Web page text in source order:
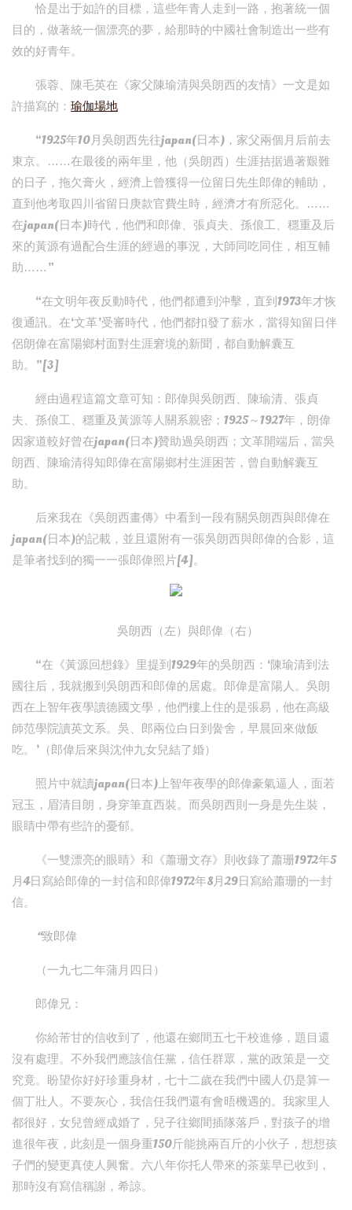
恰是出于如許的目標，這些年青人走到一路，抱著統一個
目的，做著統一個漂亮的夢，給那時的中國社會制造出一些有
效的好青年。
張蓉、陳毛英在《家父陳瑜清與吳朗西的友情》一文是如
許描寫的： 瑜伽場地
“1925年10月吳朗西先往japan(日本)，家父兩個月后前去
東京。……在最後的兩年里，他（吳朗西）生涯拮据過著艱難
的日子，拖欠膏火，經濟上曾獲得一位留日先生郎偉的輔助，
直到他考取四川省留日庚款官費生時，經濟才有所惡化。……
在japan(日本)時代，他們和郎偉、張貞夫、孫俍工、穩重及后
來的黃源有過配合生涯的經過的事況，大師同吃同住，相互輔
助……”
“在文明年夜反動時代，他們都遭到沖擊，直到1973年才恢
復通訊。在‘文革’受審時代，他們都扣發了薪水，當得知留日伴
侶朗偉在富陽鄉村面對生涯窘境的新聞，都自動解囊互
助。”[3]
經由過程這篇文章可知：郎偉與吳朗西、陳瑜清、張貞
夫、孫俍工、穩重及黃源等人關系親密；1925～1927年，朗偉
因家道較好曾在japan(日本)贊助過吳朗西；文革開端后，當吳
朗西、陳瑜清得知郎偉在富陽鄉村生涯困苦，曾自動解囊互
助。
后來我在《吳朗西畫傳》中看到一段有關吳朗西與郎偉在
japan(日本)的記載，並且還附有一張吳朗西與郎偉的合影，這
是筆者找到的獨一一張郎偉照片[4]。
吳朗西（左）與郎偉（右）
“在《黃源回想錄》里提到1929年的吳朗西：‘陳瑜清到法
國往后，我就搬到吳朗西和郎偉的居處。郎偉是富陽人。吳朗
西在上智年夜學讀德國文學，他們樓上住的是張易，他在高級
師范學院讀英文系。吳、郎兩位白日到黌舍，早晨回來做飯
吃。’（郎偉后來與沈仲九女兒結了婚）
照片中就讀japan(日本)上智年夜學的郎偉豪氣逼人，面若
冠玉，眉清目朗，身穿筆直西裝。而吳朗西則一身是先生裝，
眼睛中帶有些許的憂郁。
《一雙漂亮的眼睛》和《蕭珊文存》則收錄了蕭珊1972年5
月4日寫給郎偉的一封信和郎偉1972年8月29日寫給蕭珊的一封
信。
“致郎偉
（一九七二年蒲月四日）
郎偉兄：
你給芾甘的信收到了，他還在鄉間五七干校進修，題目還
沒有處理。不外我們應該信任黨，信任群眾，黨的政策是一交
究竟。盼望你好好珍重身材，七十二歲在我們中國人仍是算一
個丁壯人。不要灰心，我信任我們還有會晤機遇的。我家里人
都很好，女兒曾經成婚了，兒子往鄉間插隊落戶，對孩子的增
進很年夜，此刻是一個身重150斤能挑兩百斤的小伙子，想想孩
子們的變更真使人興奮。六八年你托人帶來的茶葉早已收到，
那時沒有寫信稱謝，希諒。